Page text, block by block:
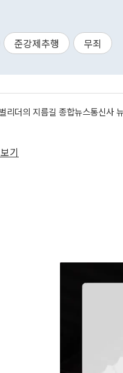
준강제추행 무죄
리더의 지름길 종합뉴스통신
기